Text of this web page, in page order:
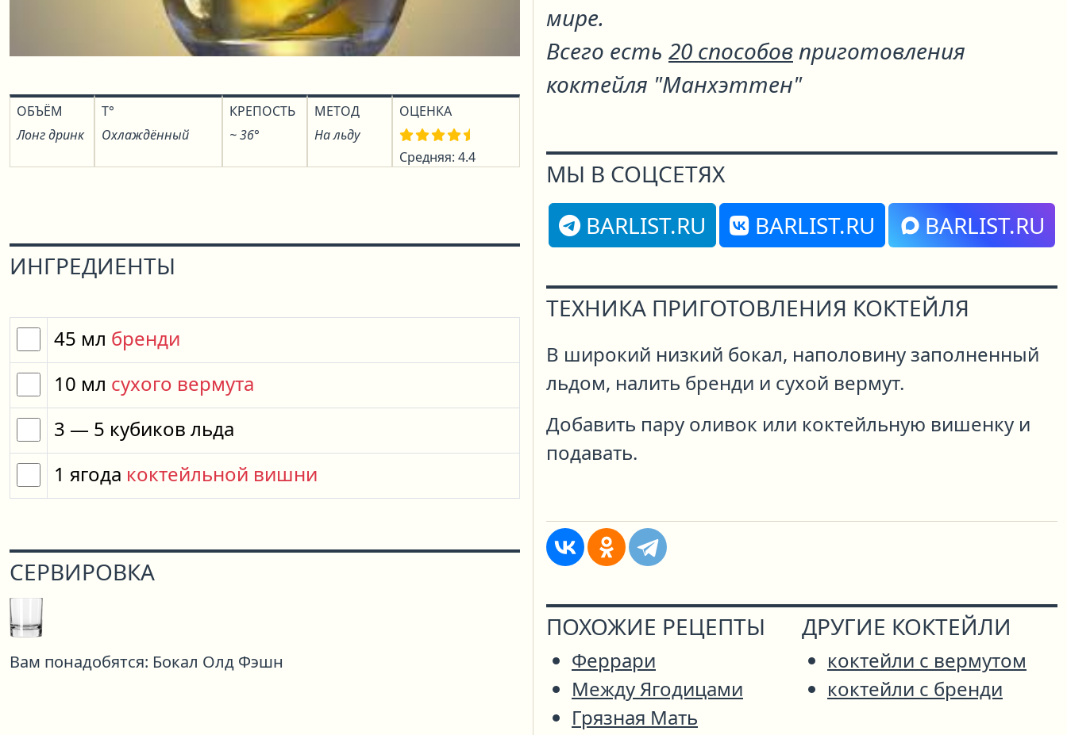
ОБЪЁМ
Лонг дринк
T°
Охлаждённый
КРЕПОСТЬ
~ 36°
МЕТОД
На льду
ОЦЕНКА
Средняя: 4.4
ИНГРЕДИЕНТЫ
45 мл бренди
10 мл сухого вермута
3 — 5 кубиков льда
1 ягода коктейльной вишни
СЕРВИРОВКА
Вам понадобятся: Бокал Олд Фэшн
мире.
Всего есть 20 способовприготовления
коктейля "Манхэттен"
МЫ В СОЦСЕТЯХ
BARLIST.RU
BARLIST.RU BARLIST.RU
ТЕХНИКА ПРИГОТОВЛЕНИЯ КОКТЕЙЛЯ
В широкий низкий бокал, наполовину заполненный
льдом, налить бренди и сухой вермут.
Добавить пару оливок или коктейльную вишенку и
подавать.
ПОХОЖИЕ РЕЦЕПТЫ
Феррари
Между Ягодицами
Грязная Мать
ДРУГИЕ КОКТЕЙЛИ
коктейли с вермутом
коктейли с бренди